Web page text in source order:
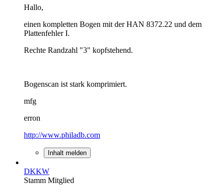
Hallo,
einen kompletten Bogen mit der HAN 8372.22 und dem
Plattenfehler I.
Rechte Randzahl "3" kopfstehend.
Bogenscan ist stark komprimiert.
mfg
erron
http://www.philadb.com
Inhalt melden
DKKW
Stamm Mitglied